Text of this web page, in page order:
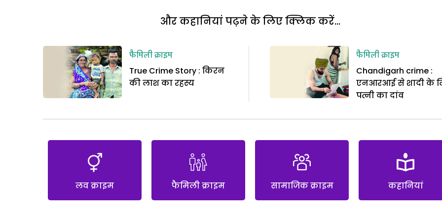
और कहानियां पढ़ने के लिए क्लिक करें...
फैमिली क्राइम
True Crime Story : किरन
की लाश का रहस्य
फैमिली क्राइम
Chandigarh crime :
एनआरआई से शादी के
पत्नी का दांव
लव क्राइम फैमिली क्राइम सामाजिक क्राइम कहानियां